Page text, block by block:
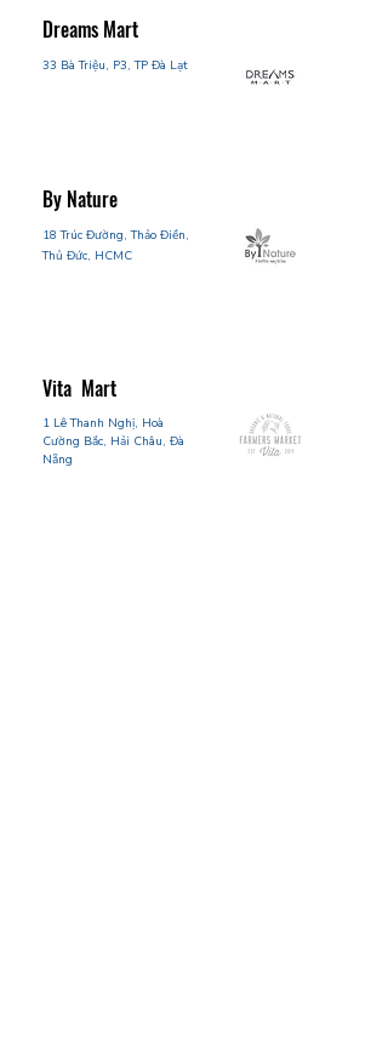
Dreams Mart
33 Bà Triệu, P3, TP Đà Lạt
By Nature
18 Trúc Đường, Thảo Điền,
Thủ Đức, HCMC
Vita Mart
1 Lê Thanh Nghị, Hoà
Cường Bắc, Hải Châu, Đà
Nẵng